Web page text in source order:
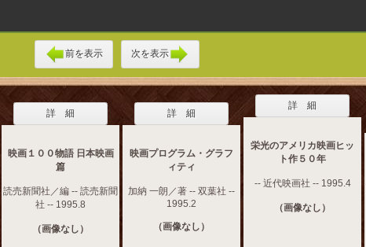
前を表示 次を表示
詳 細
映画１００物語 日本映画
篇
読売新聞社／編 -- 読売新聞
社 -- 1995.8
（画像なし）
詳 細
映画プログラム・グラフ
ィティ
加納 一朗／著 -- 双葉社 --
1995.2
（画像なし）
詳 細
栄光のアメリカ映画ヒッ
ト作５０年
-- 近代映画社 -- 1995.4
（画像なし）